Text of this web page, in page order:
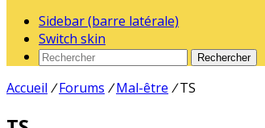
Sidebar (barre latérale)
Switch skin
Rechercher
Accueil / Forums / Mal-être / TS